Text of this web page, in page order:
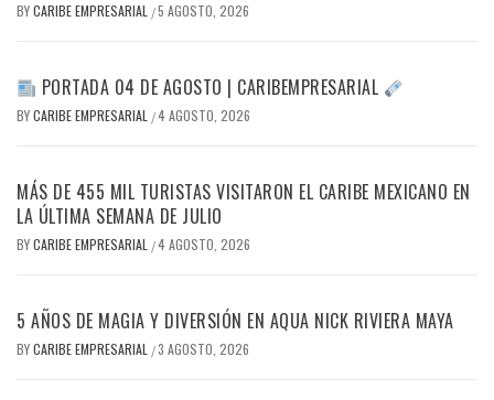
BYCARIBE EMPRESARIAL /5 AGOSTO, 2026
PORTADA 04 DE AGOSTO | CARIBEMPRESARIAL
BYCARIBE EMPRESARIAL /4 AGOSTO, 2026
MÁS DE 455 MIL TURISTAS VISITARON EL CARIBE MEXICANO EN
LA ÚLTIMA SEMANA DE JULIO
BYCARIBE EMPRESARIAL /4 AGOSTO, 2026
5 AÑOS DE MAGIA Y DIVERSIÓN EN AQUA NICK RIVIERA MAYA
BYCARIBE EMPRESARIAL /3 AGOSTO, 2026